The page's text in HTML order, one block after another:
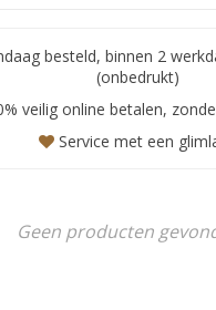
besteld, binnen 2
(onbedrukt)
veilig online betalen,
Service met een
Geen producten